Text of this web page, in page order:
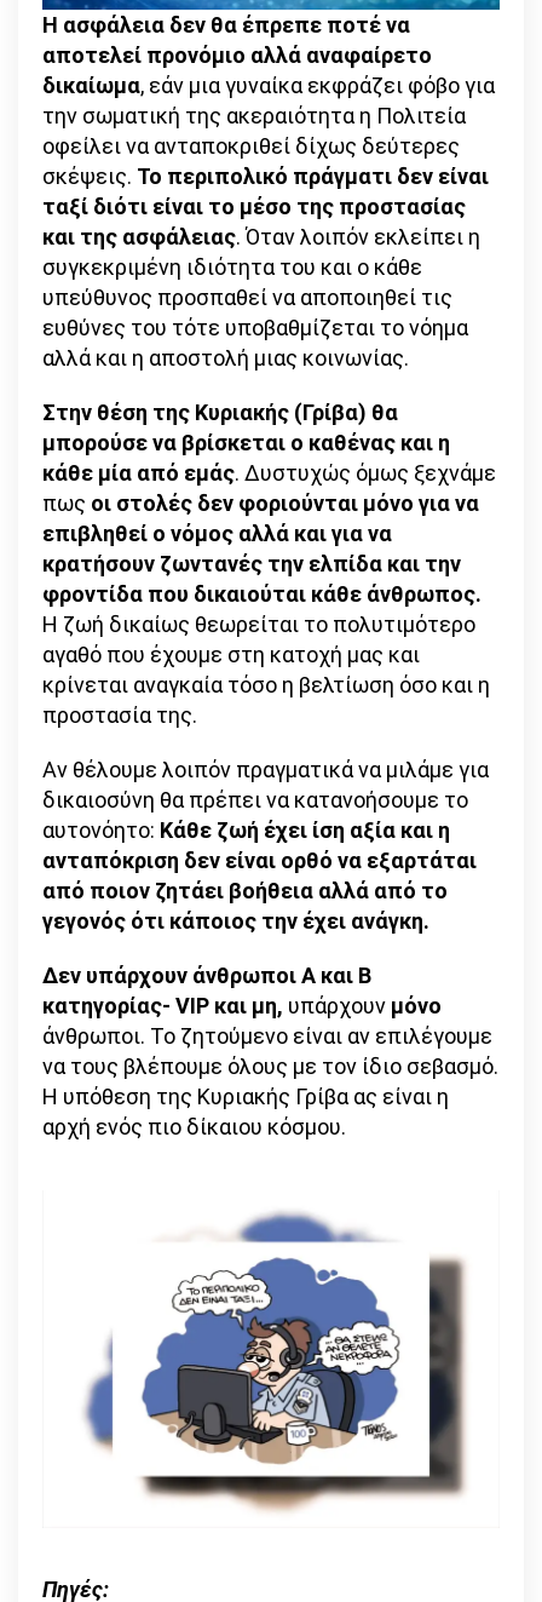
Η ασφάλεια δεν θα έπρεπε ποτέ να
αποτελεί προνόμιο αλλά αναφαίρετο
δικαίωμα, εάν μια γυναίκα εκφράζει φόβο για
την σωματική της ακεραιότητα η Πολιτεία
οφείλει να ανταποκριθεί δίχως δεύτερες
σκέψεις. Το περιπολικό πράγματι δεν είναι
ταξί διότι είναι το μέσο της προστασίας
και της ασφάλειας. Όταν λοιπόν εκλείπει η
συγκεκριμένη ιδιότητα του και ο κάθε
υπεύθυνος προσπαθεί να αποποιηθεί τις
ευθύνες του τότε υποβαθμίζεται το νόημα
αλλά και η αποστολή μιας κοινωνίας.
Στην θέση της Κυριακής (Γρίβα) θα
μπορούσε να βρίσκεται ο καθένας και η
κάθε μία από εμάς. Δυστυχώς όμως ξεχνάμε
πως οι στολές δεν φοριούνται μόνο για να
επιβληθεί ο νόμος αλλά και για να
κρατήσουν ζωντανές την ελπίδα και την
φροντίδα που δικαιούται κάθε άνθρωπος.
Η ζωή δικαίως θεωρείται το πολυτιμότερο
αγαθό που έχουμε στη κατοχή μας και
κρίνεται αναγκαία τόσο η βελτίωση όσο και η
προστασία της.
Αν θέλουμε λοιπόν πραγματικά να μιλάμε για
δικαιοσύνη θα πρέπει να κατανοήσουμε το
αυτονόητο: Κάθε ζωή έχει ίση αξία και η
ανταπόκριση δεν είναι ορθό να εξαρτάται
από ποιον ζητάει βοήθεια αλλά από το
γεγονός ότι κάποιος την έχει ανάγκη.
Δεν υπάρχουν άνθρωποι Α και Β
κατηγορίας- VIP και μη, υπάρχουν μόνο
άνθρωποι. Το ζητούμενο είναι αν επιλέγουμε
να τους βλέπουμε όλους με τον ίδιο σεβασμό.
Η υπόθεση της Κυριακής Γρίβα ας είναι η
αρχή ενός πιο δίκαιου κόσμου.
Πηγές: